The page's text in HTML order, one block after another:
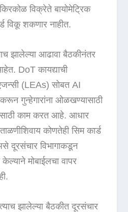
विक्रेते बायोमेट्रिक
विकू शकणार नाहीत.
झालेल्या आढावा बैठकीनंतर
DoT कायद्याची
(LEAs) सोबत AI
गुन्हेगारांना ओळखण्यासाठी
काम करत आहे. आधार
कोणतेही सिम कार्ड
दूरसंचार विभागाकडून
मोबाईलचा वापर
झालेल्या बैठकीत दूरसंचार